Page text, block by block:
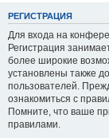
РЕГИСТРАЦИЯ
Для входа на
Регистрация
более широкие
установлены также
пользователей.
ознакомиться с
Помните, что ваше
правилами.